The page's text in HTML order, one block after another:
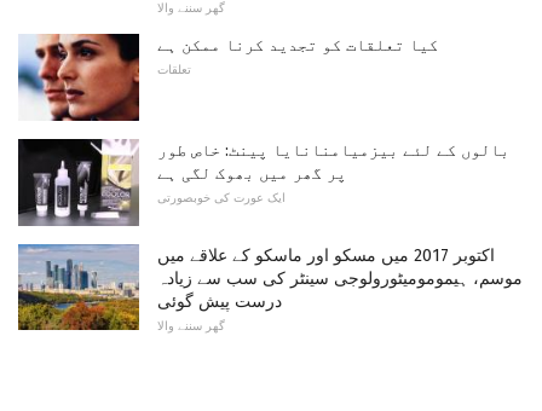
گھر سننے والا
کیا تعلقات کو تجدید کرنا ممکن ہے
تعلقات
بالوں کے لئے بیزمیامنانایا پینٹ: خاص طور
پر گھر میں بھوک لگی ہے
ایک عورت کی خوبصورتی
اکتوبر 2017 میں مسکو اور ماسکو کے علاقے میں
موسم، ہیمومومیٹورولوجی سینٹر کی سب سے زیادہ
درست پیش گوئی
گھر سننے والا